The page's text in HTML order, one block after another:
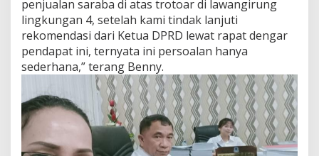
penjualan saraba di atas trotoar di lawangirung
lingkungan 4, setelah kami tindak lanjuti
rekomendasi dari Ketua DPRD lewat rapat dengar
pendapat ini, ternyata ini persoalan hanya
sederhana,” terang Benny.